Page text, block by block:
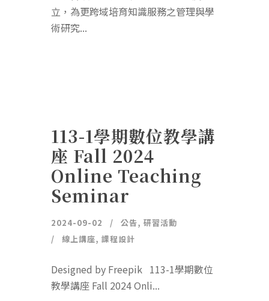
立，為更跨域培育知識服務之管理與學
術研究...
113-1學期數位教學講
座 Fall 2024
Online Teaching
Seminar
2024-09-02 公告, 研習活動
線上講座, 課程設計
Designed by Freepik 113-1學期數位
教學講座 Fall 2024 Onli...